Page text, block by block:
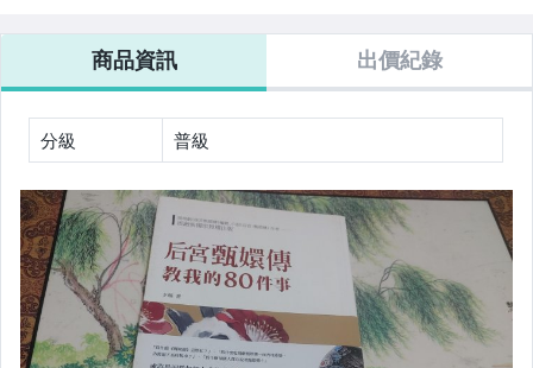
商品資訊 出價紀錄
分級 普級